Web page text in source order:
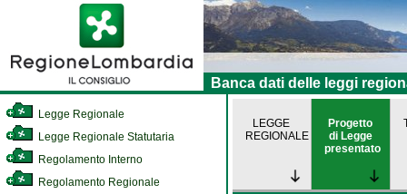
Banca dati delle leggi
Legge Regionale
Legge Regionale Statutaria
Regolamento Interno
Regolamento Regionale
LEGGE
REGIONALE
Progetto
di Legge
presentato